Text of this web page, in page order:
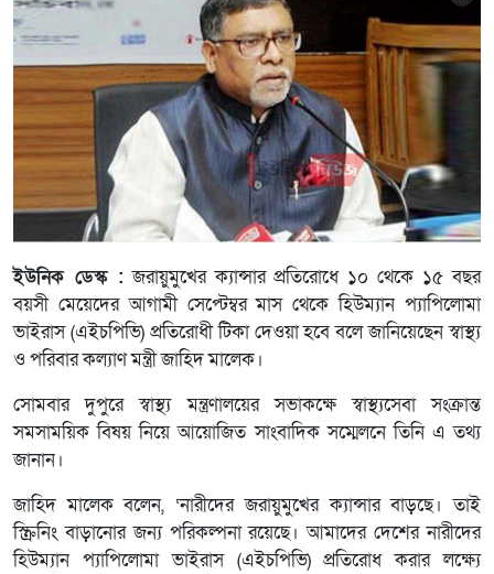
ইউনিক ডেস্ক : জরায়ুমুখের ক্যান্সার প্রতিরোধে ১০ থেকে ১৫ বছর
বয়সী মেয়েদের আগামী সেপ্টেম্বর মাস থেকে হিউম্যান প্যাপিলোমা
ভাইরাস (এইচপিভি) প্রতিরোধী টিকা দেওয়া হবে বলে জানিয়েছেন স্বাস্থ্য
ও পরিবার কল্যাণ মন্ত্রী জাহিদ মালেক।
সোমবার দুপুরে স্বাস্থ্য মন্ত্রণালয়ের সভাকক্ষে স্বাস্থ্যসেবা সংক্রান্ত
সমসাময়িক বিষয় নিয়ে আয়োজিত সাংবাদিক সম্মেলনে তিনি এ তথ্য
জানান।
জাহিদ মালেক বলেন, ‘নারীদের জরায়ুমুখের ক্যান্সার বাড়ছে। তাই
স্ক্রিনিং বাড়ানোর জন্য পরিকল্পনা রয়েছে। আমাদের দেশের নারীদের
হিউম্যান প্যাপিলোমা ভাইরাস (এইচপিভি) প্রতিরোধ করার লক্ষ্যে